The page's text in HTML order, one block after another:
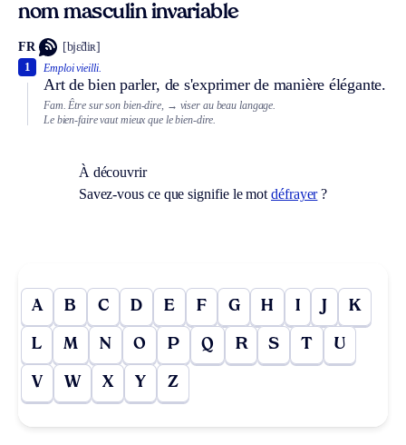
nom masculin invariable
FR [bjɛ̃diʀ]
Emploi vieilli.
Art de bien parler, de s'exprimer de manière élégante.
1
Fam. Être sur son bien-dire, → viser au beau langage.
Le bien-faire vaut mieux que le bien-dire.
À découvrir
Savez-vous ce que signifie le motdéfrayer?
A B C D E F G H I J K
L M N O P Q R S T U
V W X Y Z